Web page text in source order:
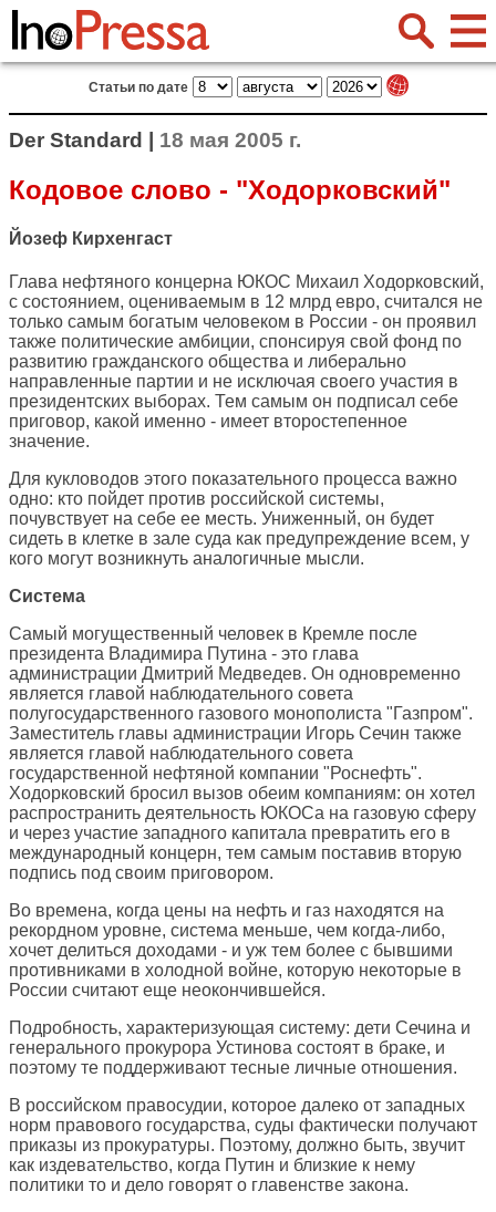
Статьи по дате
Der Standard | 18 мая 2005 г.
Кодовое слово - "Ходорковский"
Йозеф Кирхенгаст
Глава нефтяного концерна ЮКОС Михаил Ходорковский,
с состоянием, оцениваемым в 12 млрд евро, считался не
только самым богатым человеком в России - он проявил
также политические амбиции, спонсируя свой фонд по
развитию гражданского общества и либерально
направленные партии и не исключая своего участия в
президентских выборах. Тем самым он подписал себе
приговор, какой именно - имеет второстепенное
значение.
Для кукловодов этого показательного процесса важно
одно: кто пойдет против российской системы,
почувствует на себе ее месть. Униженный, он будет
сидеть в клетке в зале суда как предупреждение всем, у
кого могут возникнуть аналогичные мысли.
Система
Самый могущественный человек в Кремле после
президента Владимира Путина - это глава
администрации Дмитрий Медведев. Он одновременно
является главой наблюдательного совета
полугосударственного газового монополиста "Газпром".
Заместитель главы администрации Игорь Сечин также
является главой наблюдательного совета
государственной нефтяной компании "Роснефть".
Ходорковский бросил вызов обеим компаниям: он хотел
распространить деятельность ЮКОСа на газовую сферу
и через участие западного капитала превратить его в
международный концерн, тем самым поставив вторую
подпись под своим приговором.
Во времена, когда цены на нефть и газ находятся на
рекордном уровне, система меньше, чем когда-либо,
хочет делиться доходами - и уж тем более с бывшими
противниками в холодной войне, которую некоторые в
России считают еще неокончившейся.
Подробность, характеризующая систему: дети Сечина и
генерального прокурора Устинова состоят в браке, и
поэтому те поддерживают тесные личные отношения.
В российском правосудии, которое далеко от западных
норм правового государства, суды фактически получают
приказы из прокуратуры. Поэтому, должно быть, звучит
как издевательство, когда Путин и близкие к нему
политики то и дело говорят о главенстве закона.